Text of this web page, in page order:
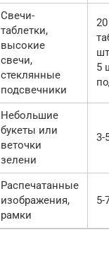
Свечи-
таблетки,
высокие
свечи,
стеклянные
подсвечники
5
Небольшие
букеты или
веточки
зелени
3-
Распечатанные
изображения,
рамки
5-